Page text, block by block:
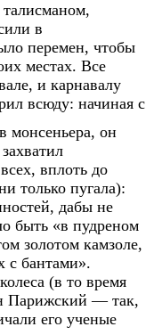
в
перемен, чтобы
местах. Все
и карнавалу
всюду: начиная с
монсеньера, он
вплоть до
только пугала):
дабы не
быть «в пудреном
золотом камзоле,
с бантами».
(в то время
Парижский — так,
его ученые